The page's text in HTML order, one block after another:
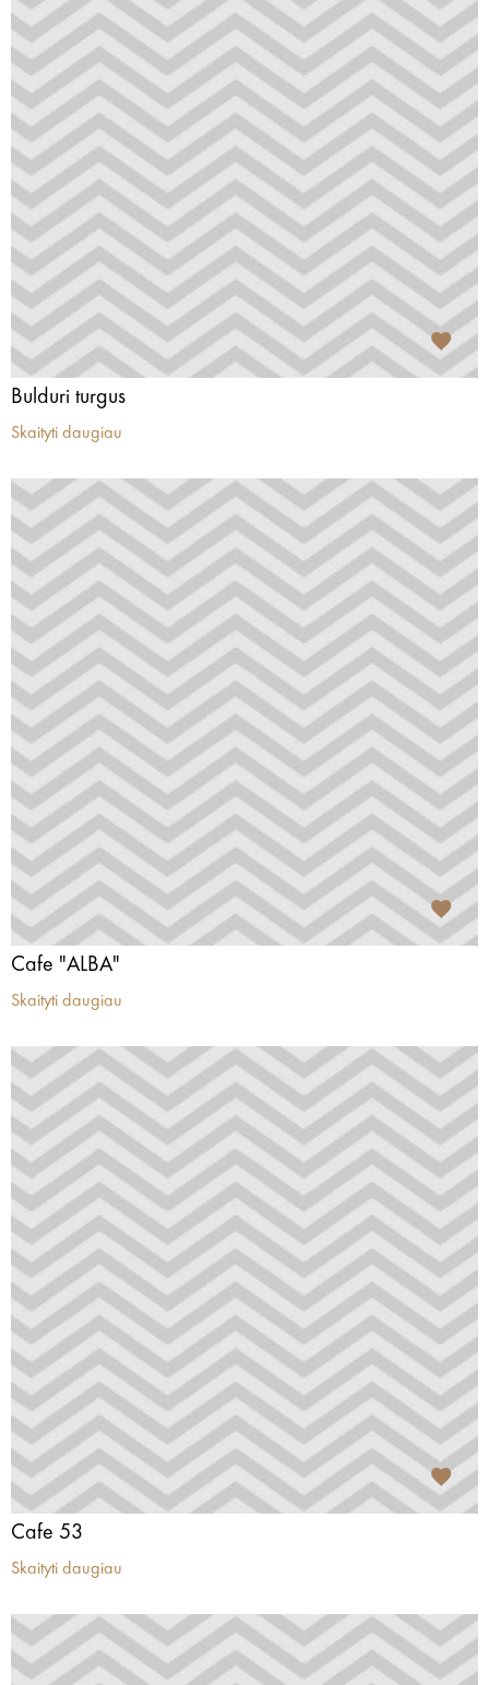
Bulduri turgus
Skaityti daugiau
Cafe "ALBA"
Skaityti daugiau
Cafe 53
Skaityti daugiau